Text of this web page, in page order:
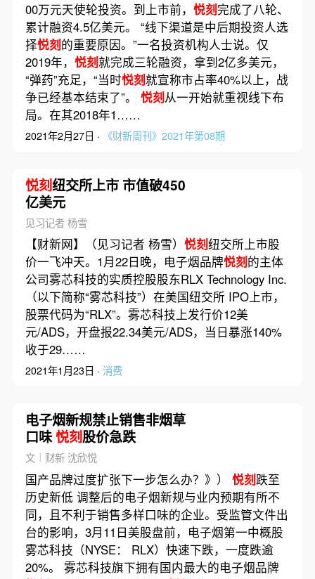
00万元天使轮投资。到上市前， 悦刻完成了八轮、
累计融资4.5亿美元。 “线下渠道是中后期投资人选
择悦刻的重要原因。”一名投资机构人士说。仅
2019年， 悦刻就完成三轮融资，拿到2亿多美元，
“弹药”充足，“当时悦刻就宣称市占率40%以上，战
争已经基本结束了”。 悦刻从一开始就重视线下布
局。在其2018年1……
2021年2月27日 · 《财新周刊》2021年第08期
悦刻纽交所上市 市值破450
亿美元
见习记者 杨雪
【财新网】（见习记者 杨雪） 悦刻纽交所上市股
价一飞冲天。1月22日晚，电子烟品牌悦刻的主体
公司雾芯科技的实质控股股东RLX Technology Inc.
（以下简称“雾芯科技”）在美国纽交所 IPO上市，
股票代码为“RLX”。雾芯科技上发行价12美
元/ADS，开盘报22.34美元/ADS，当日暴涨140%
收于29……
2021年1月23日 · 消费
电子烟新规禁止销售非烟草
口味悦刻股价急跌
文｜财新 沈欣悦
国产品牌过度扩张下一步怎么办？》） 悦刻跌至
历史新低 调整后的电子烟新规与业内预期有所不
同，且不利于销售多样口味的企业。受监管文件出
台的影响，3月11日美股盘前，电子烟第一中概股
雾芯科技（NYSE： RLX）快速下跌，一度跌逾
20%。 雾芯科技旗下拥有国内最大的电子烟品牌